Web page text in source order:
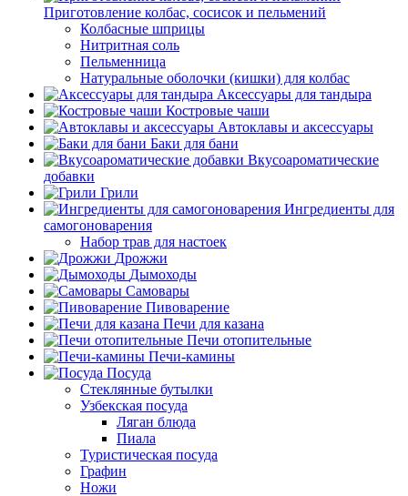
Приготовление колбас, сосисок и пельмений
Колбасные шприцы
Нитритная соль
Пельменница
Натуральные оболочки (кишки) для колбас
Аксессуары для тандыра
Костровые чаши
Автоклавы и аксессуары
Баки для бани
Вкусоароматические
добавки
Грили
Ингредиенты для
самогоноварения
Набор трав для настоек
Дрожжи
Дымоходы
Самовары
Пивоварение
Печи для казана
Печи отопительные
Печи-камины
Посуда
Стеклянные бутылки
Узбекская посуда
Ляган блюда
Пиала
Туристическая посуда
Графин
Ножи